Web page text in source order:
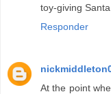
toy-giving
Responder
At the point